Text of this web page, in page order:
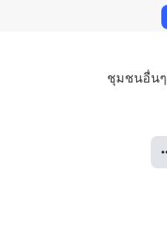
ชุมชนอื่นๆ